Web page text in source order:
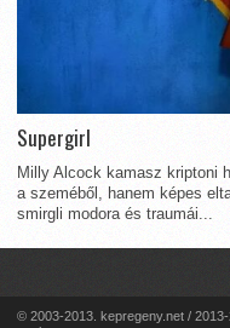
Supergirl
Milly Alcock kamasz kriptoni
a szeméből, hanem képes
smirgli modora és traumái...
© 2003-2013. kepregeny.net /